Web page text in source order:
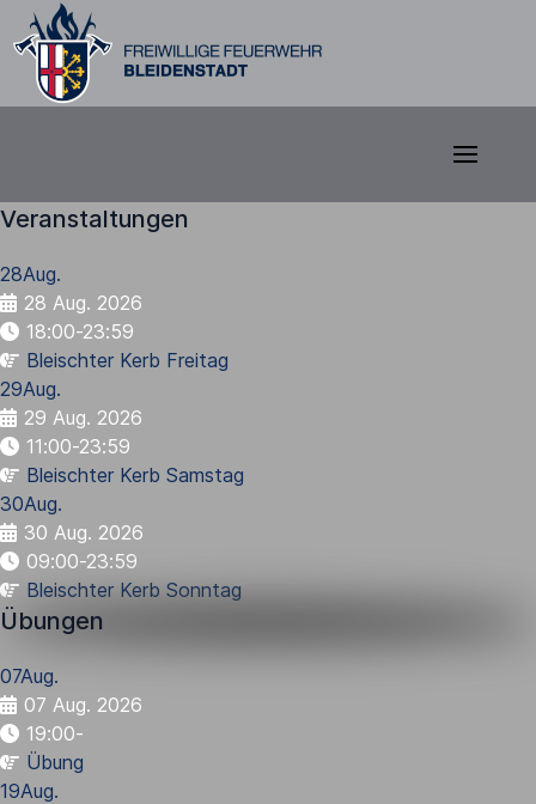
Veranstaltungen
28Aug.
28 Aug. 2026
18:00-23:59
Bleischter Kerb Freitag
29Aug.
29 Aug. 2026
11:00-23:59
Bleischter Kerb Samstag
30Aug.
30 Aug. 2026
09:00-23:59
Bleischter Kerb Sonntag
Übungen
07Aug.
07 Aug. 2026
19:00-
Übung
19Aug.